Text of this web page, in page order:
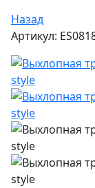
Назад
Артикул: